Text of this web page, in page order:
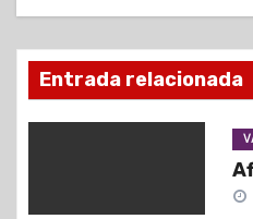
c
i
ó
Entrada relacionada